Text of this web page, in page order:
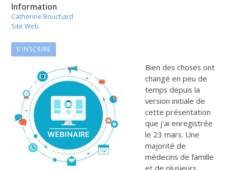
Information
Catherine Bouchard
Site Web
S'INSCRIRE
Bien des choses ont
changé en peu de
temps depuis la
version initiale de
cette présentation
que j’ai enregistrée
le 23 mars. Une
majorité de
médecins de famille
et de plusieurs